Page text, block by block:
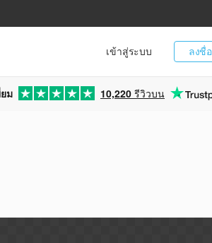
ลงชื่อ
เข้าสู่ระบบ
ม 10,220 รีวิวบน